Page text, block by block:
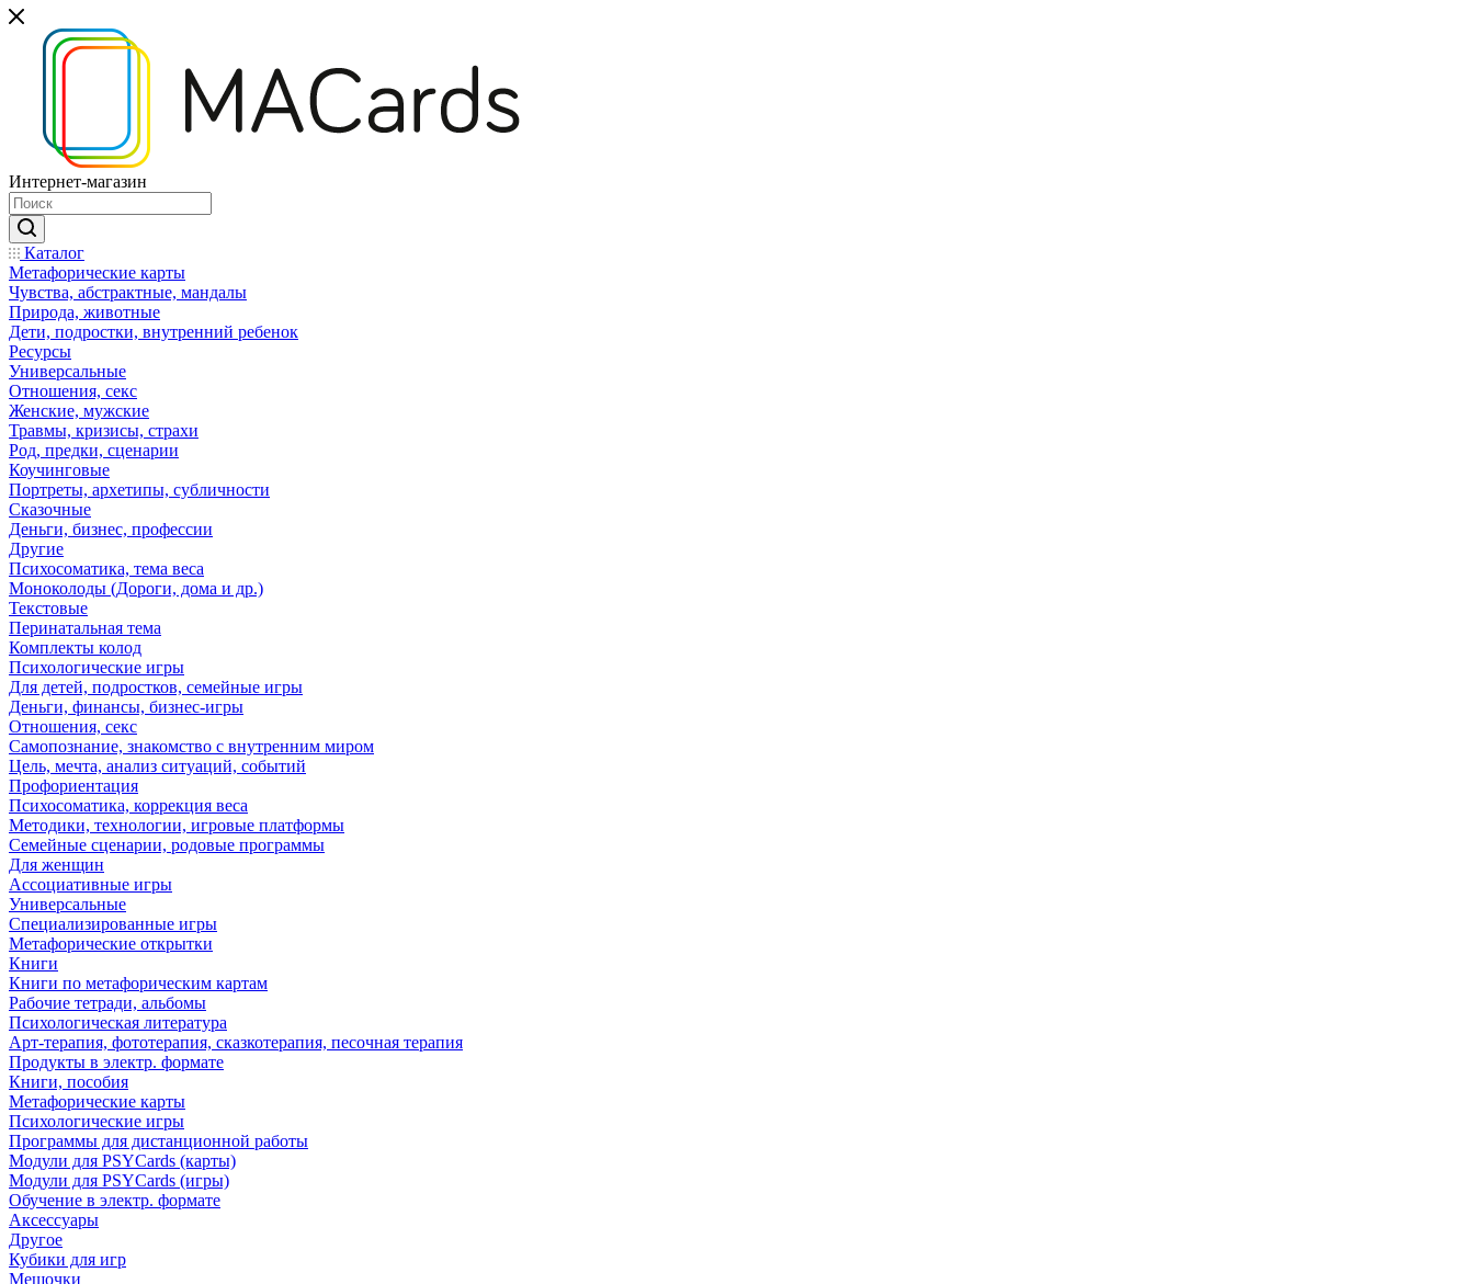
Интернет-магазин
Каталог
Mетафорические карты
Чувства, абстрактные, мандалы
Природа, животные
Дети, подростки, внутренний ребенок
Ресурсы
Универсальные
Отношения, секс
Женские, мужские
Травмы, кризисы, страхи
Род, предки, сценарии
Коучинговые
Портреты, архетипы, субличности
Сказочные
Деньги, бизнес, профессии
Другие
Психосоматика, тема веса
Моноколоды (Дороги, дома и др.)
Текстовые
Перинатальная тема
Комплекты колод
Психологические игры
Для детей, подростков, семейные игры
Деньги, финансы, бизнес-игры
Отношения, секс
Самопознание, знакомство с внутренним миром
Цель, мечта, анализ ситуаций, событий
Профориентация
Психосоматика, коррекция веса
Методики, технологии, игровые платформы
Семейные сценарии, родовые программы
Для женщин
Ассоциативные игры
Универсальные
Специализированные игры
Метафорические открытки
Книги
Книги по метафорическим картам
Рабочие тетради, альбомы
Психологическая литература
Арт-терапия, фототерапия, сказкотерапия, песочная терапия
Продукты в электр. формате
Книги, пособия
Метафорические карты
Психологические игры
Программы для дистанционной работы
Модули для PSYCards (карты)
Модули для PSYCards (игры)
Обучение в электр. формате
Аксессуары
Другое
Кубики для игр
Мешочки